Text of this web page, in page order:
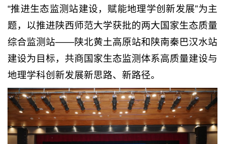
“推进生态监测站建设，赋能地理学创新发展”为主
题，以推进陕西师范大学获批的两大国家生态质量
综合监测站——陕北黄土高原站和陕南秦巴汉水站
建设为目标，共商国家生态监测体系高质量建设与
地理学科创新发展新思路、新路径。